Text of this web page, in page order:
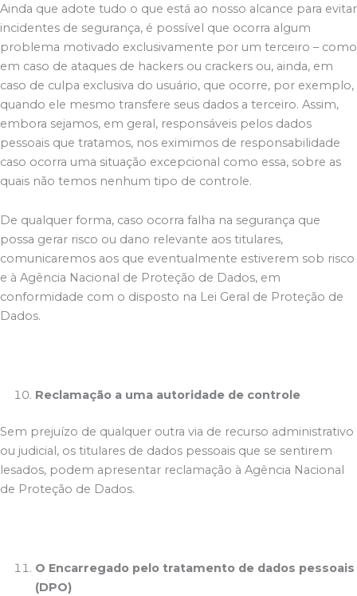
Ainda que adote tudo o que está ao nosso alcance para evitar
incidentes de segurança, é possível que ocorra algum
problema motivado exclusivamente por um terceiro – como
em caso de ataques de hackers ou crackers ou, ainda, em
caso de culpa exclusiva do usuário, que ocorre, por exemplo,
quando ele mesmo transfere seus dados a terceiro. Assim,
embora sejamos, em geral, responsáveis pelos dados
pessoais que tratamos, nos eximimos de responsabilidade
caso ocorra uma situação excepcional como essa, sobre as
quais não temos nenhum tipo de controle.
De qualquer forma, caso ocorra falha na segurança que
possa gerar risco ou dano relevante aos titulares,
comunicaremos aos que eventualmente estiverem sob risco
e à Agência Nacional de Proteção de Dados, em
conformidade com o disposto na Lei Geral de Proteção de
Dados.
Reclamação a uma autoridade de controle
Sem prejuízo de qualquer outra via de recurso administrativo
ou judicial, os titulares de dados pessoais que se sentirem
lesados, podem apresentar reclamação à Agência Nacional
de Proteção de Dados.
O Encarregado pelo tratamento de dados pessoais
(DPO)